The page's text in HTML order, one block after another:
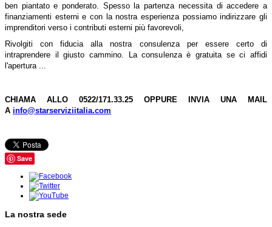
ben piantato e ponderato. Spesso la partenza necessita di accedere a
finanziamenti esterni e con la nostra esperienza possiamo indirizzare gli
imprenditori verso i contributi esterni più favorevoli,
Rivolgiti con fiducia alla nostra consulenza per essere certo di
intraprendere il giusto cammino. La consulenza è gratuita se ci affidi
l'apertura ...
CHIAMA ALLO 0522/171.33.25 OPPURE INVIA UNA MAIL
A info@starserviziitalia.com
Save
La nostra sede